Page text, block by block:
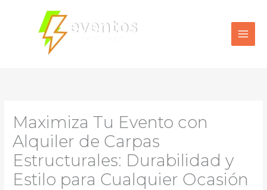
contenido
Maximiza Tu Evento con
Alquiler de Carpas
Estructurales: Durabilidad y
Estilo para Cualquier Ocasión